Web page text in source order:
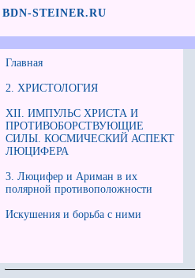
BDN-STEINER.RU
Главная
2. ХРИСТОЛОГИЯ
XII. ИМПУЛЬС ХРИСТА И
ПРОТИВОБОРСТВУЮЩИЕ
СИЛЫ. КОСМИЧЕСКИЙ АСПЕКТ
ЛЮЦИФЕРА
3. Люцифер и Ариман в их
полярной противоположности
Искушения и борьба с ними